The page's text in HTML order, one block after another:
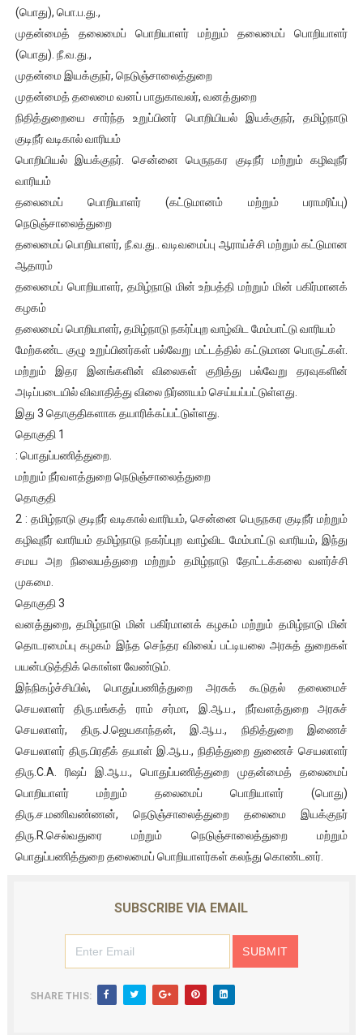
(பொது), பொ.ப.து.,
முதன்மைத் தலைமைப் பொறியாளர் மற்றும் தலைமைப் பொறியாளர்
(பொது). நீ.வ.து.,
முதன்மை இயக்குநர், நெடுஞ்சாலைத்துறை
முதன்மைத் தலைமை வனப் பாதுகாவலர், வனத்துறை
நிதித்துறையை சார்ந்த உறுப்பினர் பொறியியல் இயக்குநர், தமிழ்நாடு
குடிநீர் வடிகால் வாரியம்
பொறியியல் இயக்குநர். சென்னை பெருநகர குடிநீர் மற்றும் கழிவுநீர்
வாரியம்
தலைமைப் பொறியாளர் (கட்டுமானம் மற்றும் பராமரிப்பு)
நெடுஞ்சாலைத்துறை
தலைமைப் பொறியாளர், நீ.வ.து.. வடிவமைப்பு ஆராய்ச்சி மற்றும் கட்டுமான
ஆதாரம்
தலைமைப் பொறியாளர், தமிழ்நாடு மின் உற்பத்தி மற்றும் மின் பகிர்மானக்
கழகம்
தலைமைப் பொறியாளர், தமிழ்நாடு நகர்ப்புற வாழ்விட மேம்பாட்டு வாரியம்
மேற்கண்ட குழு உறுப்பினர்கள் பல்வேறு மட்டத்தில் கட்டுமான பொருட்கள்.
மற்றும் இதர இனங்களின் விலைகள் குறித்து பல்வேறு தரவுகளின்
அடிப்படையில் விவாதித்து விலை நிர்ணயம் செய்யப்பட்டுள்ளது.
இது 3 தொகுதிகளாக தயாரிக்கப்பட்டுள்ளது.
தொகுதி 1
: பொதுப்பணித்துறை.
மற்றும் நீர்வளத்துறை நெடுஞ்சாலைத்துறை
தொகுதி
2 : தமிழ்நாடு குடிநீர் வடிகால் வாரியம், சென்னை பெருநகர குடிநீர் மற்றும்
கழிவுநீர் வாரியம் தமிழ்நாடு நகர்ப்புற வாழ்விட மேம்பாட்டு வாரியம், இந்து
சமய அற நிலையத்துறை மற்றும் தமிழ்நாடு தோட்டக்கலை வளர்ச்சி
முகமை.
தொகுதி 3
வனத்துறை, தமிழ்நாடு மின் பகிர்மானக் கழகம் மற்றும் தமிழ்நாடு மின்
தொடரமைப்பு கழகம் இந்த செந்தர விலைப் பட்டியலை அரசுத் துறைகள்
பயன்படுத்திக் கொள்ள வேண்டும்.
இந்நிகழ்ச்சியில், பொதுப்பணித்துறை அரசுக் கூடுதல் தலைமைச்
செயலாளர் திரு.மங்கத் ராம் சர்மா, இ.ஆ.ப., நீர்வளத்துறை அரசுச்
செயலாளர், திரு.J.ஜெயகாந்தன், இ.ஆ.ப., நிதித்துறை இணைச்
செயலாளர் திரு.பிரதீக் தயாள் இ.ஆ.ப., நிதித்துறை துணைச் செயலாளர்
திரு.C.A. ரிஷப் இ.ஆ.ப., பொதுப்பணித்துறை முதன்மைத் தலைமைப்
பொறியாளர் மற்றும் தலைமைப் பொறியாளர் (பொது)
திரு.ச.மணிவண்ணன், நெடுஞ்சாலைத்துறை தலைமை இயக்குநர்
திரு.R.செல்வதுரை மற்றும் நெடுஞ்சாலைத்துறை மற்றும்
பொதுப்பணித்துறை தலைமைப் பொறியாளர்கள் கலந்து கொண்டனர்.
SUBSCRIBE VIA EMAIL
SHARE THIS: